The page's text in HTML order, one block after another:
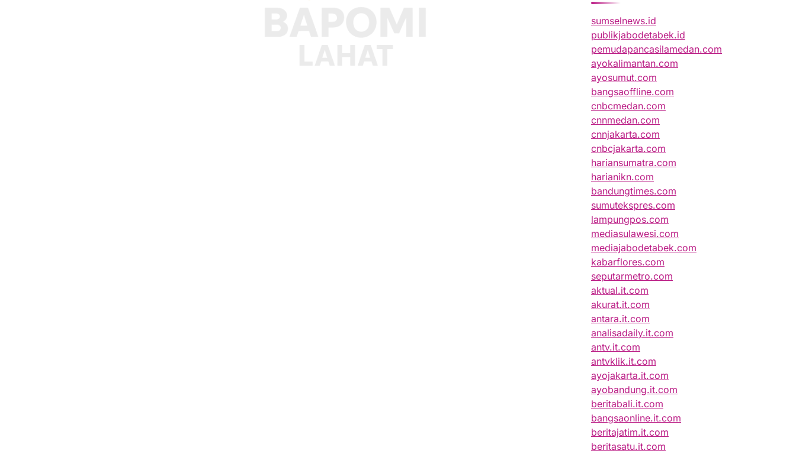
sumselnews.id
publikjabodetabek.id
pemudapancasilamedan.com
ayokalimantan.com
ayosumut.com
bangsaoffline.com
cnbcmedan.com
cnnmedan.com
cnnjakarta.com
cnbcjakarta.com
hariansumatra.com
harianikn.com
bandungtimes.com
sumutekspres.com
lampungpos.com
mediasulawesi.com
mediajabodetabek.com
kabarflores.com
seputarmetro.com
aktual.it.com
akurat.it.com
antara.it.com
analisadaily.it.com
antv.it.com
antvklik.it.com
ayojakarta.it.com
ayobandung.it.com
beritabali.it.com
bangsaonline.it.com
beritajatim.it.com
beritasatu.it.com